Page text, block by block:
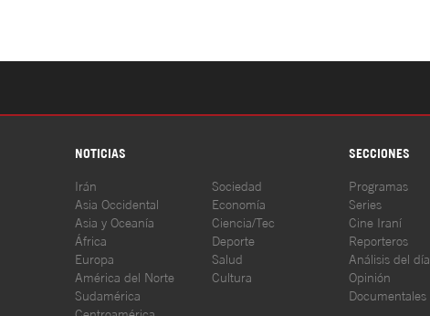
NOTICIAS SECCIONES
Irán
Asia Occidental
Asia y Oceanía
África
Europa
América del Norte
Sudamérica
Centroamérica
Sociedad
Economía
Ciencia/Tec
Deporte
Salud
Cultura
Programas
Series
Cine Iraní
Reporteros
Análisis del día
Opinión
Documentales